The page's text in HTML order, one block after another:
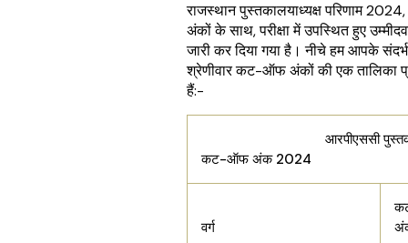
राजस्थान पुस्तकालयाध्यक्ष परिणाम
अंकों के साथ, परीक्षा में उपस्थित हुए
जारी कर दिया गया है। नीचे हम आपके
श्रेणीवार कट-ऑफ अंकों की एक तालिका
हैं:-
आरपीएससी
कट-ऑफ अंक 2024
वर्ग